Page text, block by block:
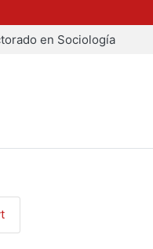
en Sociología